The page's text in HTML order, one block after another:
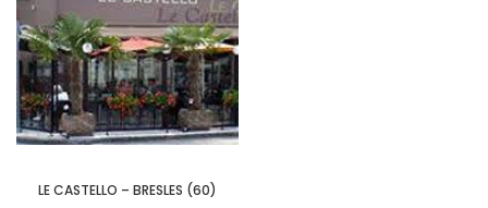
LE CASTELLO – BRESLES (60)